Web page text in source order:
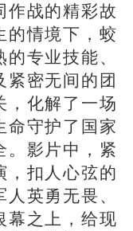
作战的精彩故
的情境下，蛟
专业技能、
紧密无间的团
，化解了一场
命守护了国家
。影片中，紧
，扣人心弦的
英勇无畏、
幕之上，给现